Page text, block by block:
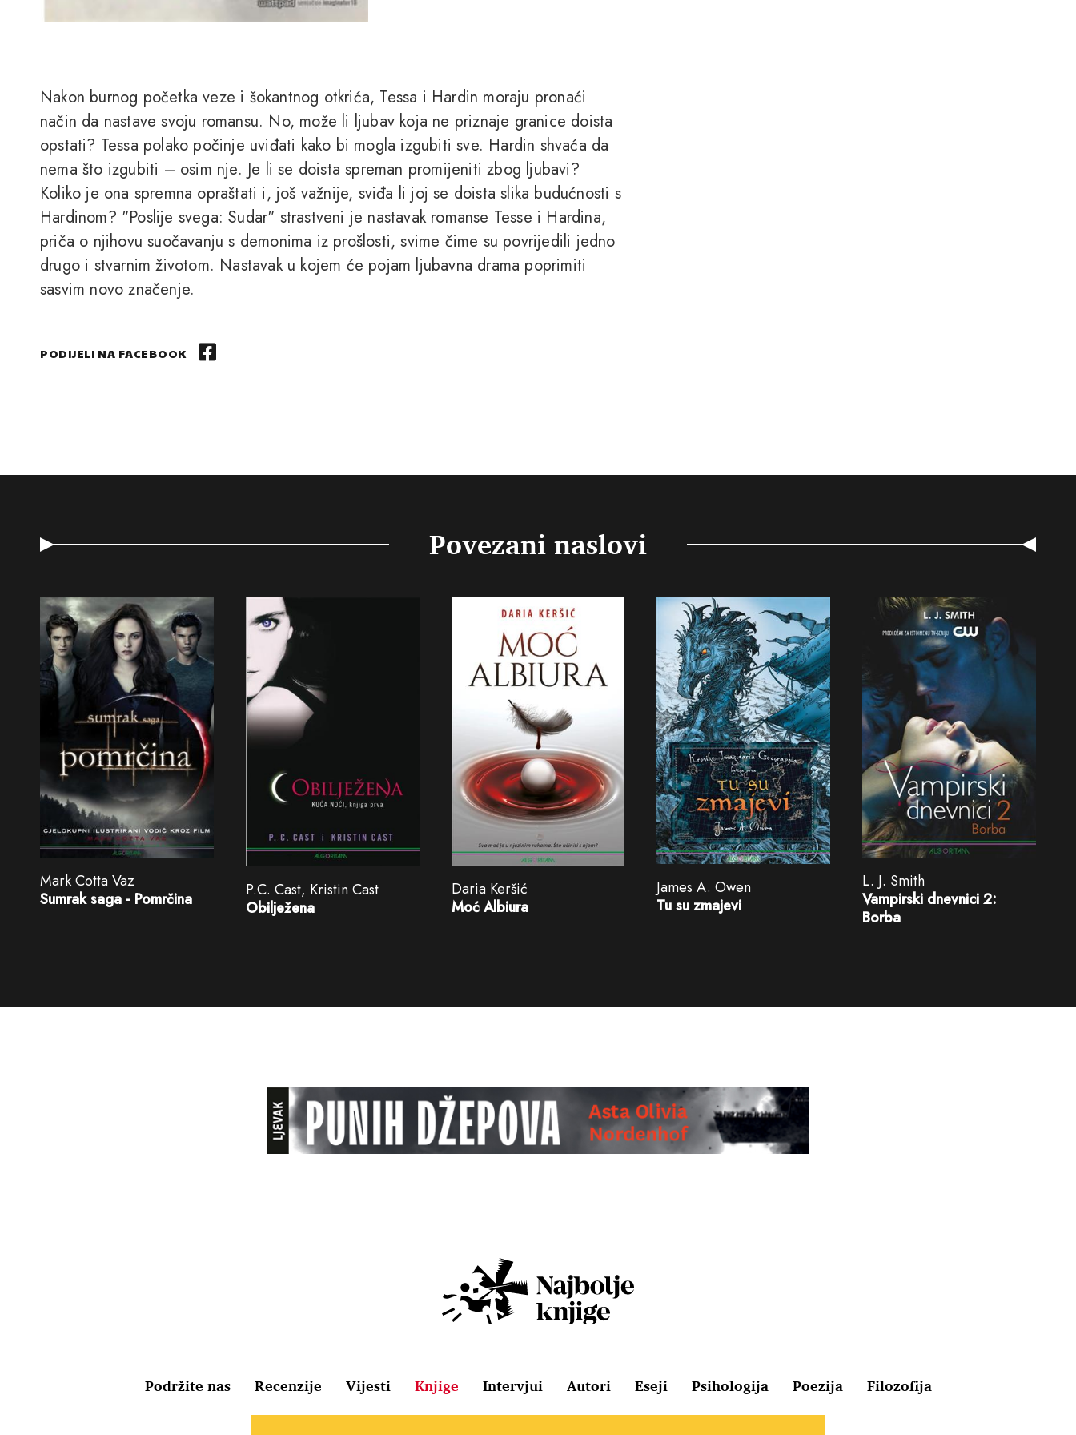
Nakon burnog početka veze i šokantnog otkrića, Tessa i Hardin moraju pronaći
način da nastave svoju romansu. No, može li ljubav koja ne priznaje granice doista
opstati? Tessa polako počinje uviđati kako bi mogla izgubiti sve. Hardin shvaća da
nema što izgubiti – osim nje. Je li se doista spreman promijeniti zbog ljubavi?
Koliko je ona spremna opraštati i, još važnije, sviđa li joj se doista slika budućnosti s
Hardinom? "Poslije svega: Sudar" strastveni je nastavak romanse Tesse i Hardina,
priča o njihovu suočavanju s demonima iz prošlosti, svime čime su povrijedili jedno
drugo i stvarnim životom. Nastavak u kojem će pojam ljubavna drama poprimiti
sasvim novo značenje.
PODIJELI NA FACEBOOK
Povezani naslovi
Mark Cotta Vaz
Sumrak saga - Pomrčina
P.C. Cast, Kristin Cast
Obilježena
Daria Keršić
Moć Albiura
James A. Owen
Tu su zmajevi
L. J. Smith
Vampirski dnevnici 2:
Borba
Podržite nas Recenzije Vijesti Knjige Intervjui Autori Eseji Psihologija Poezija Filozofija